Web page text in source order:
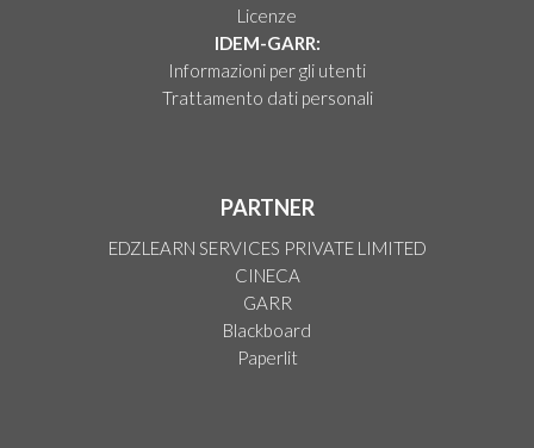
Licenze
IDEM-GARR:
Informazioni per gli utenti
Trattamento dati personali
PARTNER
EDZLEARN SERVICES PRIVATE LIMITED
CINECA
GARR
Blackboard
Paperlit